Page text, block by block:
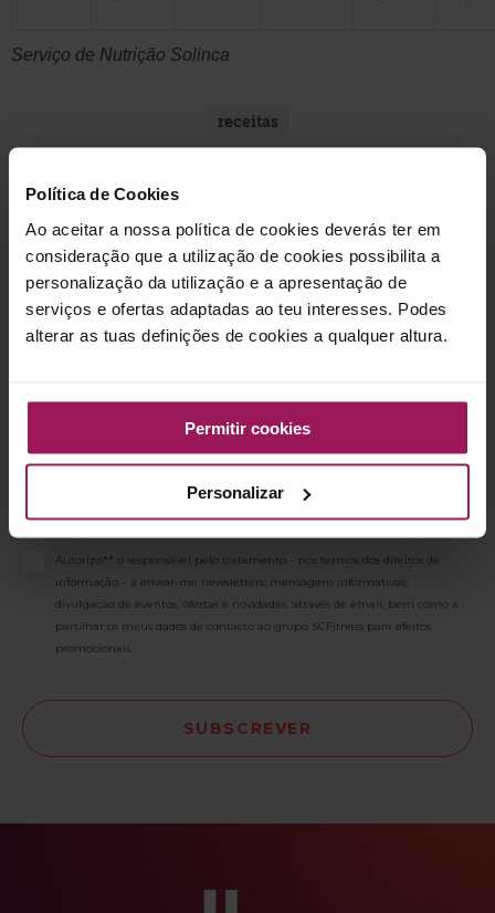
Política de Cookies
Ao aceitar a nossa política de cookies deverás ter em
consideração que a utilização de cookies possibilita a
personalização da utilização e a apresentação de
serviços e ofertas adaptadas ao teu interesses. Podes
alterar as tuas definições de cookies a qualquer altura.
Permitir cookies
Personalizar
Serviço de Nutrição Solinca
receitas
todas as novidades e descontos!
Nome
tratamento dos meus dados pessoais. Consulte
tratados os seus dados pessoais eAQUIa nossa Política de Privacidade.
Consentimento
Autorizo** o responsável pelo tratamento – nos termos dos direitos de
informação – a enviar-me newsletters, mensagens informativas,
divulgação de eventos, ofertas e novidades, através de email, bem como a
partilhar os meus dados de contacto ao grupo SCFitness para efeitos
promocionais.